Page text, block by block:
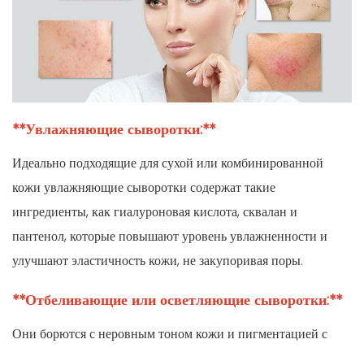
**Увлажняющие сыворотки:**
Идеально подходящие для сухой или комбинированной
кожи увлажняющие сыворотки содержат такие
ингредиенты, как гиалуроновая кислота, сквалан и
пантенол, которые повышают уровень увлажненности и
улучшают эластичность кожи, не закупоривая поры.
**Отбеливающие или осветляющие сыворотки:**
Они борются с неровным тоном кожи и пигментацией с